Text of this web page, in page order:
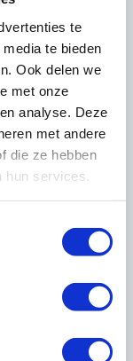
te
te bieden
Ook delen we
met onze
analyse. Deze
met andere
die ze hebben
services.